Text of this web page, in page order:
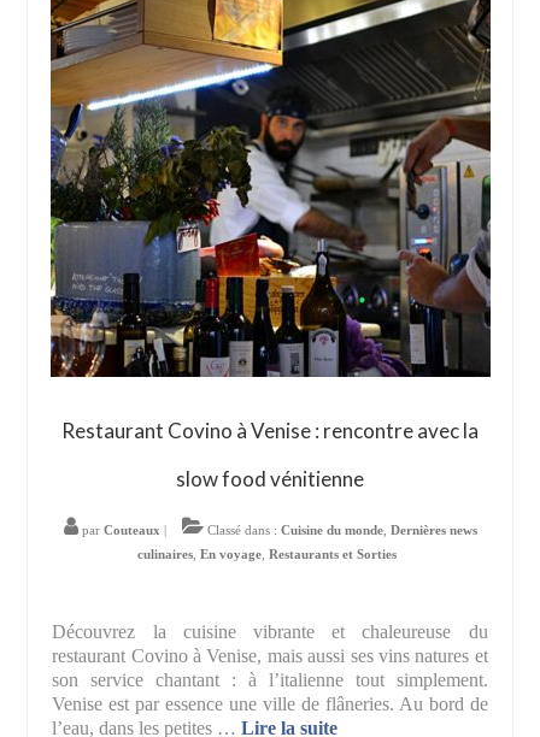
Restaurant Covino à Venise : rencontre avec la
slow food vénitienne
par Couteaux Classé dans : Cuisine du monde, Dernières news
culinaires En voyage Restaurants et Sorties
Découvrez la cuisine vibrante et chaleureuse du
restaurant Covino à Venise, mais aussi ses vins natures et
son service chantant : à l’italienne tout simplement.
Venise est par essence une ville de flâneries. Au bord de
l’eau, dans les petites …Lire la suite­­